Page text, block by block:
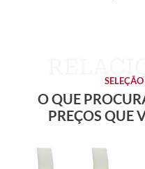
O QUE
PREÇOS QUE